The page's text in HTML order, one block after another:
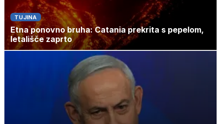
TUJINA
Etna ponovno bruha: Catania prekrita s pepelom,
letališče zaprto